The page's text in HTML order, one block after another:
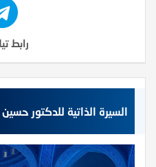
رابط
السيرة الذاتية للدكتور حسين